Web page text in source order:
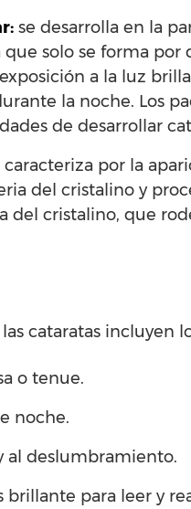
se desarrolla en la
solo se forma
a la luz
la noche. Los
de desarrollar
caracteriza por la
del cristalino y
del cristalino, que
cataratas incluyen
o tenue.
noche.
al deslumbramiento.
brillante para leer y